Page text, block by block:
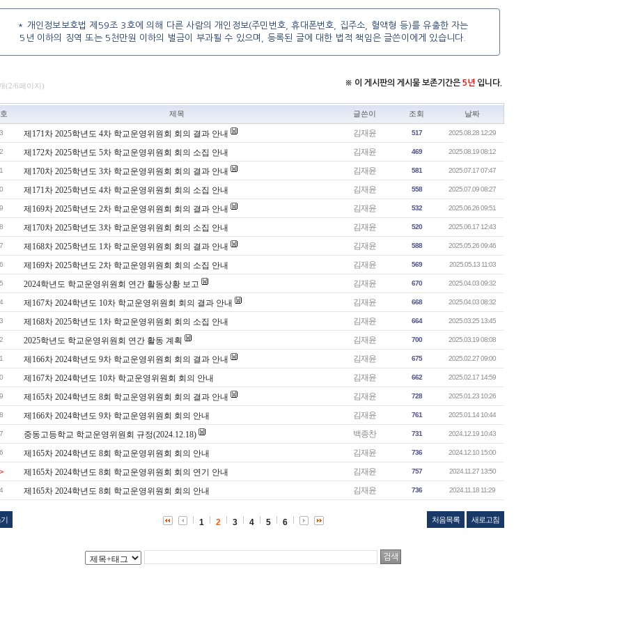
* 개인정보보호법 제59조 3호에 의해 다른 사람의 개인정보(주민번호, 휴대폰번호, 집주소, 혈액형 등)를 유출한 자는
5년 이하의 징역 또는 5천만원 이하의 벌금이 부과될 수 있으며, 등록된 글에 대한 법적 책임은 글쓴이에게 있습니다.
(2/6페이지) ※ 이 게시판의 게시물 보존기간은 5년 입니다.
제목 글쓴이 조회 날짜
제171차 2025학년도 4차 학교운영위원회 회의 결과 안내 김재윤 517 2025.08.28 12:29
제172차 2025학년도 5차 학교운영위원회 회의 소집 안내 김재윤 469 2025.08.19 08:12
제170차 2025학년도 3차 학교운영위원회 회의 결과 안내 김재윤 581 2025.07.17 07:47
제171차 2025학년도 4차 학교운영위원회 회의 소집 안내 김재윤 558 2025.07.09 08:27
제169차 2025학년도 2차 학교운영위원회 회의 결과 안내 김재윤 532 2025.06.26 09:51
제170차 2025학년도 3차 학교운영위원회 회의 소집 안내 김재윤 520 2025.06.17 12:43
제168차 2025학년도 1차 학교운영위원회 회의 결과 안내 김재윤 588 2025.05.26 09:46
제169차 2025학년도 2차 학교운영위원회 회의 소집 안내 김재윤 569 2025.05.13 11:03
2024학년도 학교운영위원회 연간 활동상황 보고 김재윤 670 2025.04.03 09:32
제167차 2024학년도 10차 학교운영위원회 회의 결과 안내 김재윤 668 2025.04.03 08:32
제168차 2025학년도 1차 학교운영위원회 회의 소집 안내 김재윤 664 2025.03.25 13:45
2025학년도 학교운영위원회 연간 활동 계획 김재윤 700 2025.03.19 08:08
제166차 2024학년도 9차 학교운영위원회 회의 결과 안내 김재윤 675 2025.02.27 09:00
제167차 2024학년도 10차 학교운영위원회 회의 안내 김재윤 662 2025.02.17 14:59
제165차 2024학년도 8회 학교운영위원회 회의 결과 안내 김재윤 728 2025.01.23 10:26
제166차 2024학년도 9차 학교운영위원회 회의 안내 김재윤 761 2025.01.14 10:44
중동고등학교 학교운영위원회 규정(2024.12.18) 백종찬 731 2024.12.19 10:43
제165차 2024학년도 8회 학교운영위원회 회의 안내 김재윤 736 2024.12.10 15:00
제165차 2024학년도 8회 학교운영위원회 회의 연기 안내 김재윤 757 2024.11.27 13:50
제165차 2024학년도 8회 학교운영위원회 회의 안내 김재윤 736 2024.11.18 11:29
처음목록 새로고침
1 2 3 4 5 6